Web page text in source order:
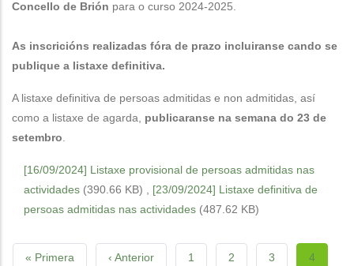
Concello de Brión para o curso 2024-2025.
As inscricións realizadas fóra de prazo incluiranse cando se
publique a listaxe definitiva.
A listaxe definitiva de persoas admitidas e non admitidas, así
como a listaxe de agarda, publicaranse na semana do 23 de
setembro
[16/09/2024] Listaxe provisional de persoas admitidas nas
actividades (390.66 KB)
[23/09/2024] Listaxe definitiva de
persoas admitidas nas actividades (487.62 KB)
Pagination
First
« Primera Previous
‹ Anterior Páxina
1 Páxina
2 Páxina
3 Current
4